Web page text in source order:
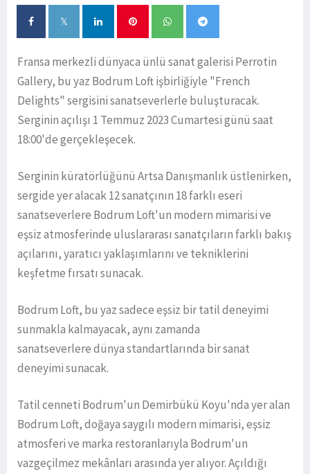
Fransa merkezli dünyaca ünlü sanat galerisi Perrotin
Gallery, bu yaz Bodrum Loft işbirliğiyle "French
Delights" sergisini sanatseverlerle buluşturacak.
Serginin açılışı 1 Temmuz 2023 Cumartesi günü saat
18:00'de gerçekleşecek.
Serginin küratörlüğünü Artsa Danışmanlık üstlenirken,
sergide yer alacak 12 sanatçının 18 farklı eseri
sanatseverlere Bodrum Loft'un modern mimarisi ve
eşsiz atmosferinde uluslararası sanatçıların farklı bakış
açılarını, yaratıcı yaklaşımlarını ve tekniklerini
keşfetme fırsatı sunacak.
Bodrum Loft, bu yaz sadece eşsiz bir tatil deneyimi
sunmakla kalmayacak, aynı zamanda
sanatseverlere dünya standartlarında bir sanat
deneyimi sunacak.
Tatil cenneti Bodrum'un Demirbükü Koyu'nda yer alan
Bodrum Loft, doğaya saygılı modern mimarisi, eşsiz
atmosferi ve marka restoranlarıyla Bodrum'un
vazgeçilmez mekânları arasında yer alıyor. Açıldığı